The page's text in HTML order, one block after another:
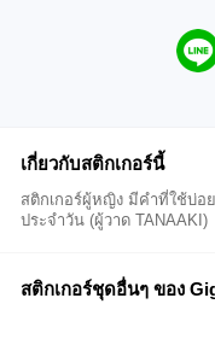
เกี่ยวกับสติกเกอร์นี้
สติกเกอร์ผู้หญิง มีคำที่ใช้บ่อ
ประจำวัน (ผู้วาด TANAAKI)
สติกเกอร์ชุดอื่นๆ ของ